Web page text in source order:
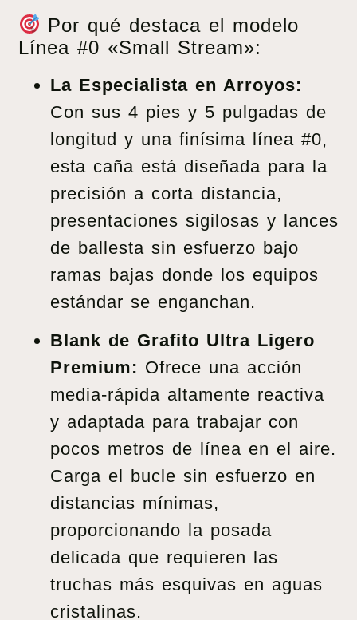
Por qué destaca el modelo
Línea #0 «Small Stream»:
La Especialista en Arroyos:
Con sus 4 pies y 5 pulgadas de
longitud y una finísima línea #0,
esta caña está diseñada para la
precisión a corta distancia,
presentaciones sigilosas y lances
de ballesta sin esfuerzo bajo
ramas bajas donde los equipos
estándar se enganchan.
Blank de Grafito Ultra Ligero
Premium: Ofrece una acción
media-rápida altamente reactiva
y adaptada para trabajar con
pocos metros de línea en el aire.
Carga el bucle sin esfuerzo en
distancias mínimas,
proporcionando la posada
delicada que requieren las
truchas más esquivas en aguas
cristalinas.